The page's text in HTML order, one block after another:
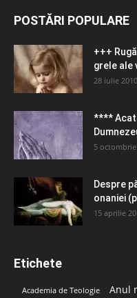
POSTĂRI POPULARE
+++
grele ale
28 iulie 2010
****
5
Despre
onaniei
15 aprilie
Etichete
Academia de Teologie Anul